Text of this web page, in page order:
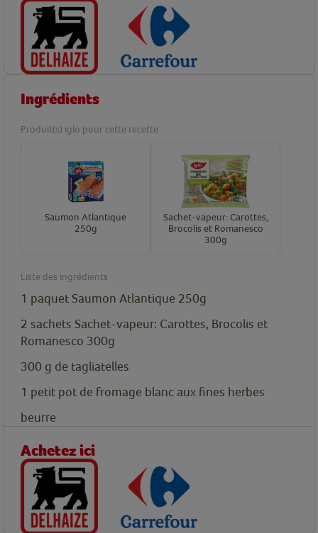
Ingrédients
Produit(s) iglo pour cette recette
Saumon Atlantique
250g
Sachet-vapeur: Carottes,
Brocolis et Romanesco
300g
Liste des ingrédients
1 paquetSaumon Atlantique 250g
2 sachets Sachet-vapeur: Carottes, Brocolis et
Romanesco 300g
300 g de tagliatelles
1 petit pot de fromage blanc aux fines herbes
beurre
Achetez ici